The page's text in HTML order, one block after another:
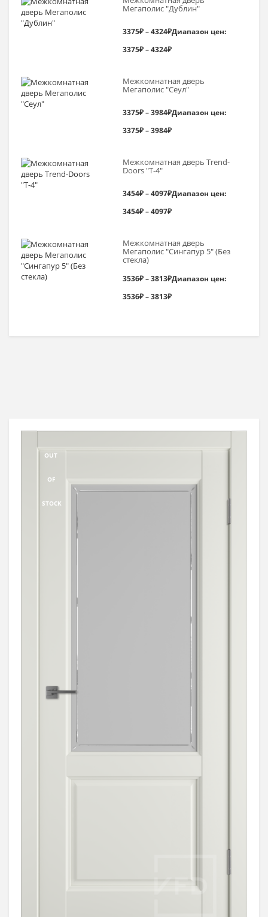
Мегаполис "Дублин"
3375₽–4324₽Диапазон цен:
3375₽ – 4324₽
Межкомнатная дверь
Мегаполис "Сеул"
3375₽–3984₽Диапазон цен:
3375₽ – 3984₽
Межкомнатная дверь Trend-
Doоrs "Т-4"
3454₽–4097₽Диапазон цен:
3454₽ – 4097₽
Межкомнатная дверь
Мегаполис "Сингапур 5" (Без
стекла)
3536₽–3813₽Диапазон цен:
3536₽ – 3813₽
OUT
OF
STOCK